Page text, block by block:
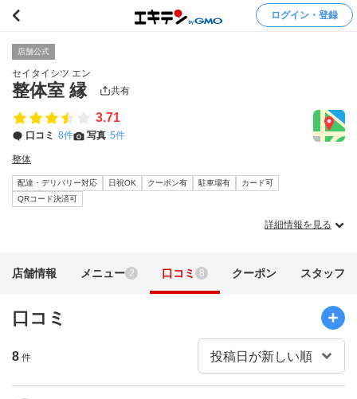
ログイン・登録
店舗公式
セイタイシツ エン
整体室 縁 共有
3.71
口コミ 8件 写真 5件
整体
配達・デリバリー対応 日祝OK クーポン有 駐車場有
カード可
QRコード決済可
詳細情報を見る
店舗情報 メニュー 2 口コミ 8 クーポン スタッフ
口コミ
8 件